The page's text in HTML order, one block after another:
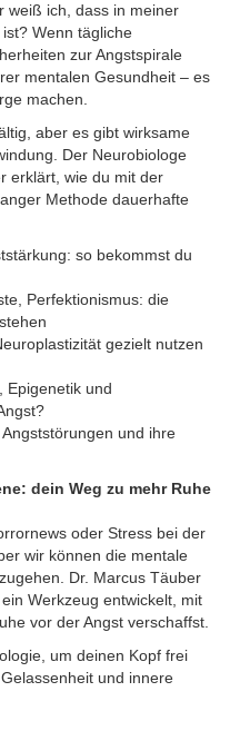
weiß ich, dass in meiner
Wenn tägliche
zur Angstspirale
mentalen Gesundheit – es
machen.
aber es gibt wirksame
Der Neurobiologe
erklärt, wie du mit der
Methode dauerhafte
so bekommst du
Perfektionismus: die
gezielt nutzen
Epigenetik und
und ihre
dein Weg zu mehr Ruhe
oder Stress bei der
wir können die mentale
Dr. Marcus Täuber
Werkzeug entwickelt, mit
vor der Angst verschaffst.
um deinen Kopf frei
und innere